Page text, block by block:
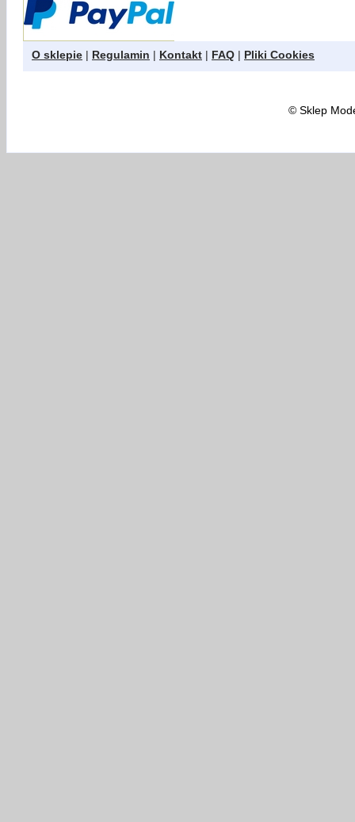
O sklepie | Regulamin | Kontakt | FAQ | Pliki Cookies
©Sklep